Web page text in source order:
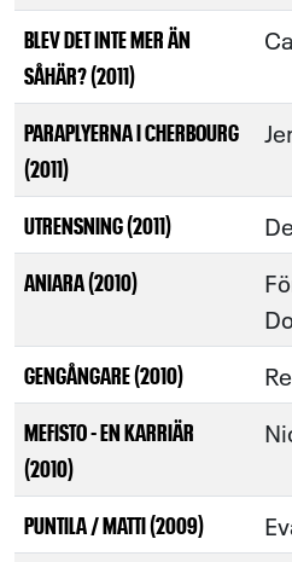
BLEV DET INTE MER ÄN
SÅHÄR? (2011)
PARAPLYERNA I CHERBOURG
(2011)
UTRENSNING (2011)
ANIARA (2010)
GENGÅNGARE (2010)
MEFISTO - EN KARRIÄR
(2010)
PUNTILA / MATTI (2009)